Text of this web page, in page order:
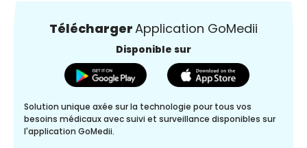
TéléchargerApplication GoMedii
Disponible sur
Solution unique axée sur la technologie pour tous vos
besoins médicaux avec suivi et surveillance disponibles sur
l'application GoMedii.